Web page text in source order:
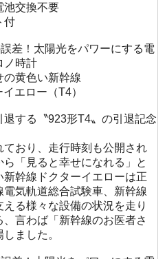
池交換不要
付
差！太陽光をパワーにする電
ノ時計
の黄色い新幹線
エロー（T4）
退する〝923形T4〟の引退記念
ており、走行時刻も公開され
ら「見ると幸せになれる」と
新幹線ドクターイエローは正
電気軌道総合試験車、新幹線
る様々な設備の状況を走り
、言わば「新幹線のお医者さ
ました。